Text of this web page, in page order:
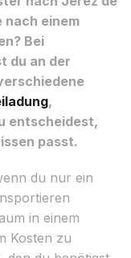
nach einem
Bei
du an der
,
entscheidest,
passt.
du nur ein
in einem
Kosten zu